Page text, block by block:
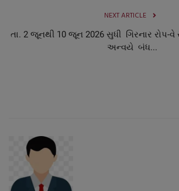
NEXT ARTICLE
તા. 2 જૂનથી 10 જૂન 2026 સુધી ગિરનાર રોપ-વે
અન્વયે બંધ...